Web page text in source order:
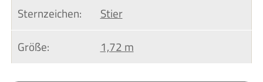
Sternzeichen:
Stier
Größe:
1,72 m